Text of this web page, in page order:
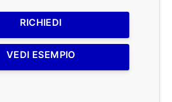
RICHIEDI
VEDI ESEMPIO